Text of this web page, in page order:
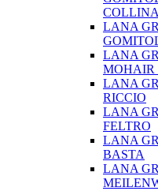
COLLINA
LANA
LANA
MOHAIR
LANA
RICCIO
LANA
FELTRO
LANA
BASTA
LANA